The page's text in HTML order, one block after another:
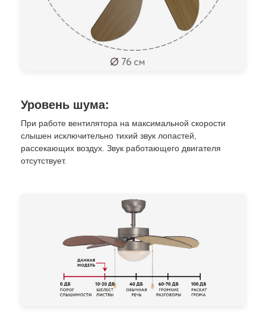
Уровень шума:
При работе вентилятора на максимальной скорости
слышен исключительно тихий звук лопастей,
рассекающих воздух. Звук работающего двигателя
отсутствует.